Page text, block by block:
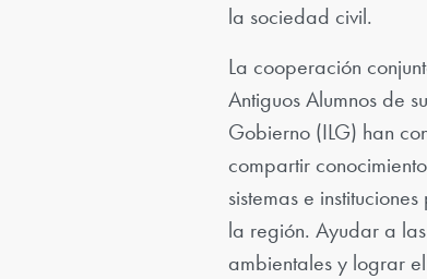
la sociedad civil.
La cooperación
Antiguos Alumnos de
Gobierno (ILG) han
compartir
sistemas e
la región. Ayudar a
ambientales y lograr